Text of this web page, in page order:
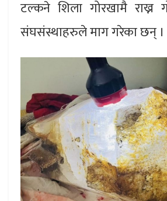
टल्कने शिला गोरखामै राख्न
संघसंस्थाहरुले माग गरेका छन् ।